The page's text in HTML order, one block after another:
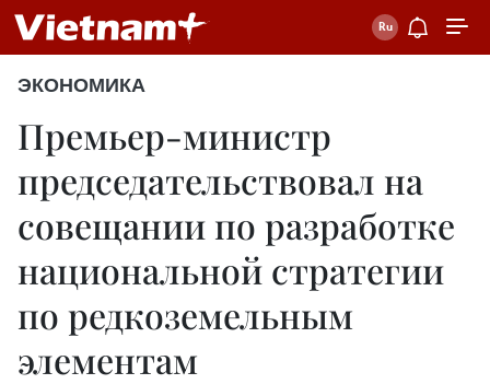
ЭКОНОМИКА
Премьер-министр
председательствовал на
совещании по разработке
национальной стратегии
по редкоземельным
элементам